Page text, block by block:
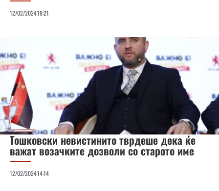
12/02/202419:21
Тошковски невистинито тврдеше дека ќе
важат возачките дозволи со старото име
12/02/202414:14